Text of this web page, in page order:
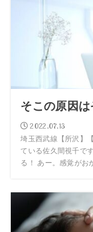
そこの原因は
2022.07.13
埼玉西武線【所沢】
ている佐久間視千で
る！ あー。感覚がお